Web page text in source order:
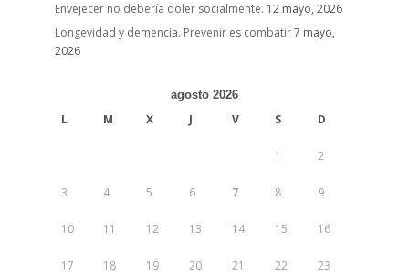
Envejecer no debería doler socialmente. 12 mayo, 2026
Longevidad y demencia. Prevenir es combatir7 mayo,
2026
agosto 2026
L M X J V S D
1 2
3 4 5 6 7 8 9
10 11 12 13 14 15 16
17 18 19 20 21 22 23